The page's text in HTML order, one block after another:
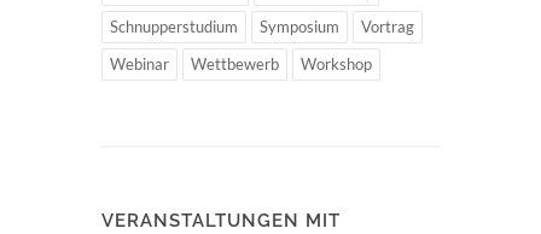
Schnupperstudium
Symposium
Vortrag
Webinar
Wettbewerb Workshop
VERANSTALTUNGEN MIT